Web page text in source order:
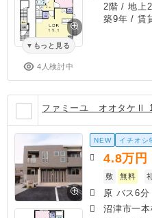
もっと見る
4人検討中
2階 / 地上
築9年 / 賃
ファミーユ オオタケⅡ
NEW イチオシ
4.8万円
敷
無料
原 バス6
沼津市一本